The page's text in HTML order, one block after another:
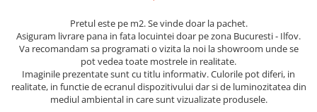
Advanced 8 mm
Amazone 10 mm
Evolution 12 mm
Exquisit 8 mm
Pretul este pe m2. Se vinde doar la pachet.
Asiguram livrare pana in fata locuintei doar pe zona Bucuresti - Ilfov.
Va recomandam sa programati o vizita la noi la showroom unde se
pot vedea toate mostrele in realitate.
Imaginile prezentate sunt cu titlu informativ. Culorile pot diferi, in
realitate, in functie de ecranul dispozitivului dar si de luminozitatea din
mediul ambiental in care sunt vizualizate produsele.